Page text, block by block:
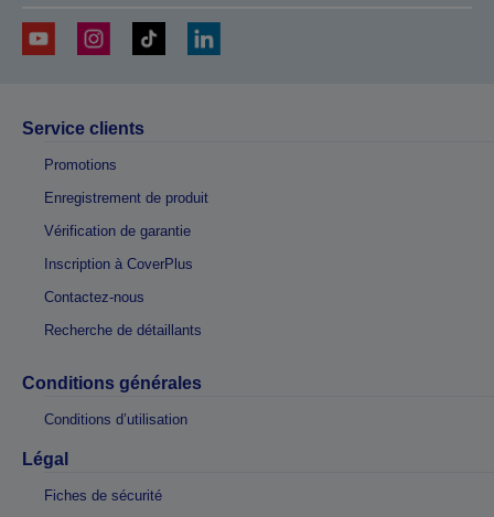
Service clients
Promotions
Enregistrement de produit
Vérification de garantie
Inscription à CoverPlus
Contactez-nous
Recherche de détaillants
Conditions générales
Conditions d’utilisation
Légal
Fiches de sécurité